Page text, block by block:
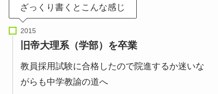
ざっくり書くとこんな感じ
旧帝大理系（学部）を卒業
教員採用試験に合格したので院進するか迷いな
がらも中学教諭の道へ